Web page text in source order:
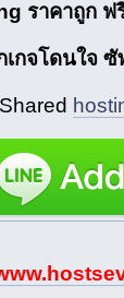
ราคาถูก ฟ
เกจโดนใจ